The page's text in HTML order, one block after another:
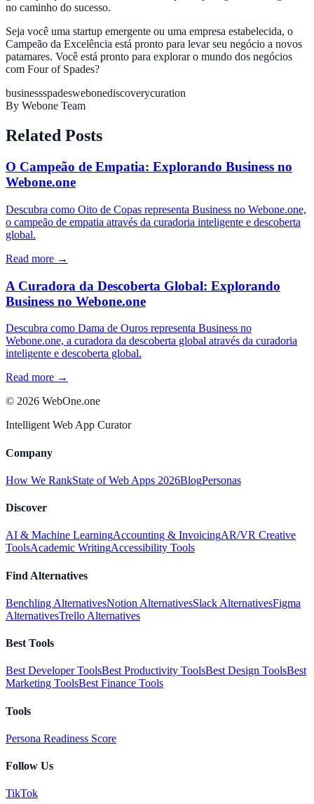
no caminho do sucesso.
Seja você uma startup emergente ou uma empresa estabelecida, o
Campeão da Excelência está pronto para levar seu negócio a novos
patamares. Você está pronto para explorar o mundo dos negócios
com Four of Spades?
businessspadeswebonediscoverycuration
By Webone Team
Related Posts
O Campeão de Empatia: Explorando Business no
Webone.one
Descubra como Oito de Copas representa Business no Webone.one,
o campeão de empatia através da curadoria inteligente e descoberta
global.
Read more →
A Curadora da Descoberta Global: Explorando
Business no Webone.one
Descubra como Dama de Ouros representa Business no
Webone.one, a curadora da descoberta global através da curadoria
inteligente e descoberta global.
Read more →
© 2026 WebOne.one
Intelligent Web App Curator
Company
How We RankState of Web Apps 2026BlogPersonas
Discover
AI & Machine LearningAccounting & InvoicingAR/VR Creative
ToolsAcademic WritingAccessibility Tools
Find Alternatives
Benchling AlternativesNotion AlternativesSlack AlternativesFigma
AlternativesTrello Alternatives
Best Tools
Best Developer ToolsBest Productivity ToolsBest Design ToolsBest
Marketing ToolsBest Finance Tools
Tools
Persona Readiness Score
Follow Us
TikTok